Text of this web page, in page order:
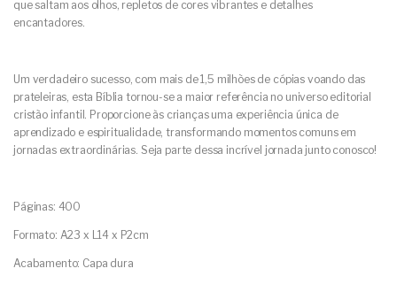
que saltam aos olhos, repletos de cores vibrantes e detalhes
encantadores.
Um verdadeiro sucesso, com mais de 1,5 milhões de cópias voando das
prateleiras, esta Bíblia tornou-se a maior referência no universo editorial
cristão infantil. Proporcione às crianças uma experiência única de
aprendizado e espiritualidade, transformando momentos comuns em
jornadas extraordinárias. Seja parte dessa incrível jornada junto conosco!
Páginas: 400
Formato: A23 x L14 x P2cm
Acabamento: Capa dura